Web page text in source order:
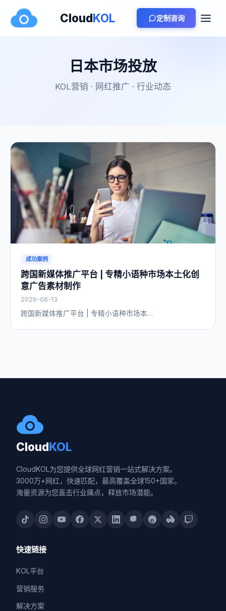
CloudKOL 定制咨询
日本市场投放
KOL营销 · 网红推广 · 行业动态
成功案例
跨国新媒体推广平台 | 专精小语种市场本土化创
意广告素材制作
2026-06-13
跨国新媒体推广平台 | 专精小语种市场本…
CloudKOL
CloudKOL为您提供全球网红营销一站式解决方案。
3000万+网红，快速匹配，最高覆盖全球150+国家。
海量资源为您直击行业痛点，释放市场潜能。
快速链接
KOL平台
营销服务
解决方案